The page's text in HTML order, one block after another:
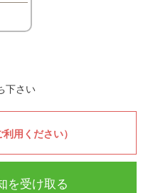
下さい
を受け取る